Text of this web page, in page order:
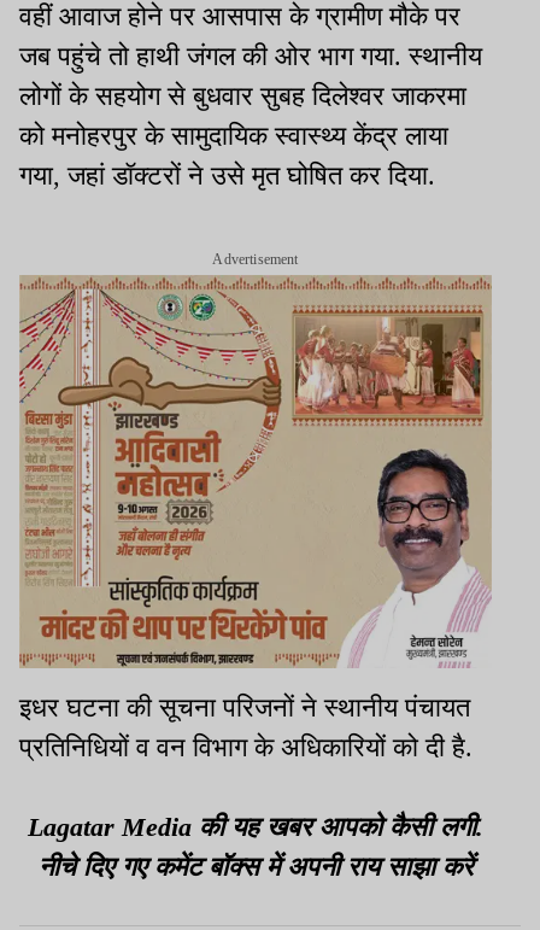
वहीं आवाज होने पर आसपास के ग्रामीण मौके पर
जब पहुंचे तो हाथी जंगल की ओर भाग गया. स्थानीय
लोगों के सहयोग से बुधवार सुबह दिलेश्वर जाकरमा
को मनोहरपुर के सामुदायिक स्वास्थ्य केंद्र लाया
गया, जहां डॉक्टरों ने उसे मृत घोषित कर दिया.
Advertisement
इधर घटना की सूचना परिजनों ने स्थानीय पंचायत
प्रतिनिधियों व वन विभाग के अधिकारियों को दी है.
Lagatar Media की यह खबर आपको कैसी लगी.
नीचे दिए गए कमेंट बॉक्स में अपनी राय साझा करें